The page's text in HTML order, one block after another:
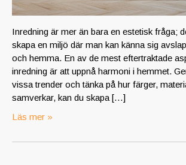
Inredning är mer än bara en estetisk fråga;
skapa en miljö där man kan känna sig
och hemma. En av de mest eftertraktade
inredning är att uppnå harmoni i hemmet.
vissa trender och tänka på hur färger,
samverkar, kan du skapa […]
Läs mer »